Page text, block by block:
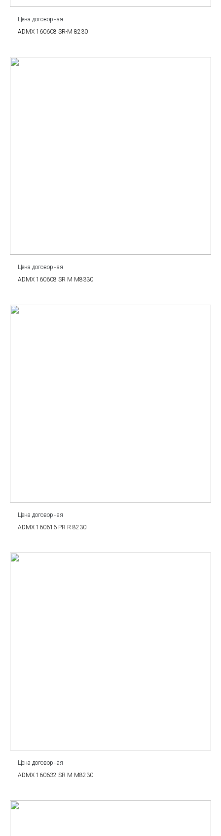
Цена договорная
ADMX 160608 SR-M 8230
Цена договорная
ADMX 160608 SR M M8330
Цена договорная
ADMX 160616 PR R 8230
Цена договорная
ADMX 160632 SR M M8230